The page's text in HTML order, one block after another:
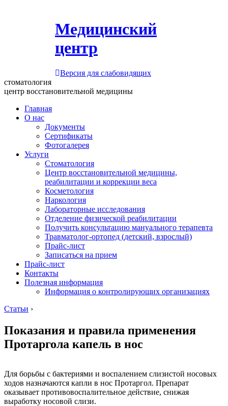
Медицинский
центр
Версия для слабовидящих
стоматология
центр восстановительной медицины
Главная
О нас
Документы
Сертификаты
Фотогалерея
Услуги
Стоматология
Центр восстановительной медицины,
реабилитации и коррекции веса
Косметология
Наркология
Лабораторные исследования
Отделение физической реабилитации
Получить консультацию мануального терапевта
Травматолог-ортопед (детский, взрослый)
Прайс-лист
Записаться на прием
Прайс-лист
Контакты
Полезная информация
Информация о контролирующих организациях
Статьи ›
Показания и правила применения
Протаргола капель в нос
Для борьбы с бактериями и воспалением слизистой носовых
ходов назначаются капли в нос Протаргол. Препарат
оказывает противовоспалительное действие, снижая
выработку носовой слизи.